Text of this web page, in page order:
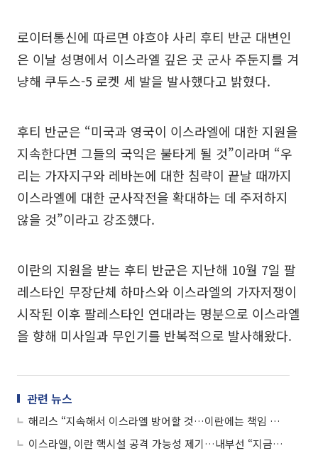
로이터통신에 따르면 야흐야 사리 후티 반군 대변인
은 이날 성명에서 이스라엘 깊은 곳 군사 주둔지를 겨
냥해 쿠두스-5 로켓 세 발을 발사했다고 밝혔다.
후티 반군은 “미국과 영국이 이스라엘에 대한 지원을
지속한다면 그들의 국익은 불타게 될 것”이라며 “우
리는 가자지구와 레바논에 대한 침략이 끝날 때까지
이스라엘에 대한 군사작전을 확대하는 데 주저하지
않을 것”이라고 강조했다.
이란의 지원을 받는 후티 반군은 지난해 10월 7일 팔
레스타인 무장단체 하마스와 이스라엘의 가자저쟁이
시작된 이후 팔레스타인 연대라는 명분으로 이스라엘
을 향해 미사일과 무인기를 반복적으로 발사해왔다.
관련 뉴스
해리스 “지속해서 이스라엘 방어할 것…이란에는 책임 묻겠다”
이스라엘, 이란 핵시설 공격 가능성 제기…내부선 “지금이 적기”